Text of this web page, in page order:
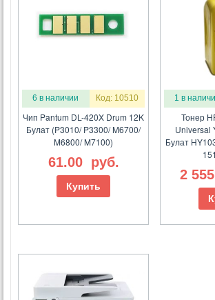
6 в наличии Код: 10510
Чип Pantum DL-420X Drum 12K
Булат (P3010/ P3300/ M6700/
M6800/ M7100)
61.00 руб.
Купить
1 в
Тонер
Universal
Булат
2